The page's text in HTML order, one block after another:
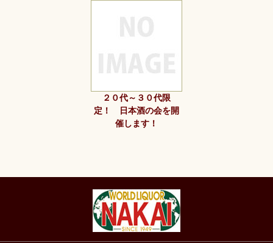
２０代～３０代限
定！ 日本酒の会を開
催します！